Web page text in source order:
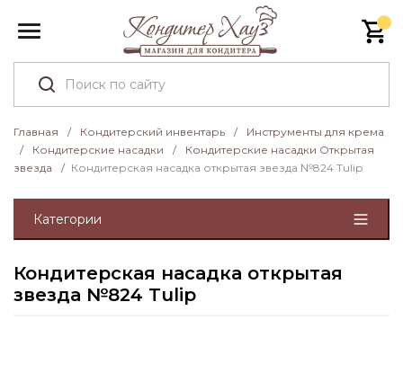
Главная / Кондитерский инвентарь /
Инструменты для крема
/
Кондитерские насадки /
Кондитерские насадки Открытая
звезда
/ Кондитерская насадка открытая звезда №824 Tulip
Категории
Кондитерская насадка открытая
звезда №824 Tulip